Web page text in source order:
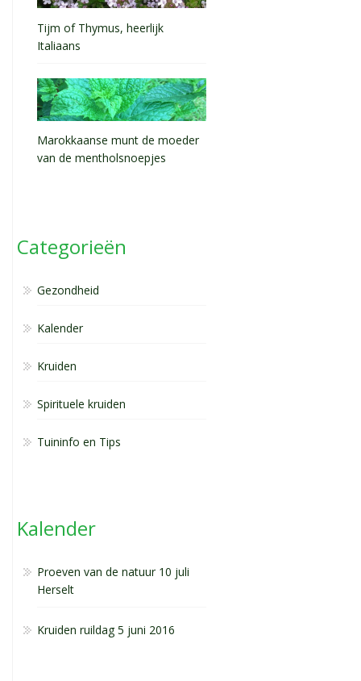
Tijm of Thymus, heerlijk
Italiaans
Marokkaanse munt de moeder
van de mentholsnoepjes
Categorieën
Gezondheid
Kalender
Kruiden
Spirituele kruiden
Tuininfo en Tips
Kalender
Proeven van de natuur 10 juli
Herselt
Kruiden ruildag 5 juni 2016